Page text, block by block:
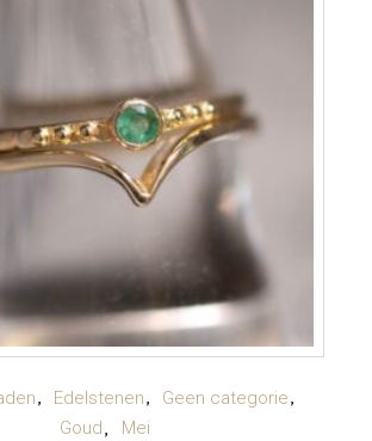
AAN WINKELWAGEN
Edelstenen
Geen categorie
Goud
Mei